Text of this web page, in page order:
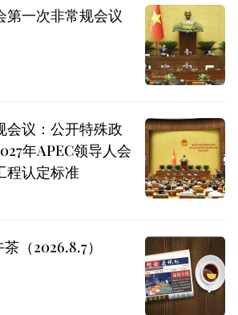
第一次非常规会议
会议：公开特殊政
年APEC领导人会
程认定标准
（2026.8.7）